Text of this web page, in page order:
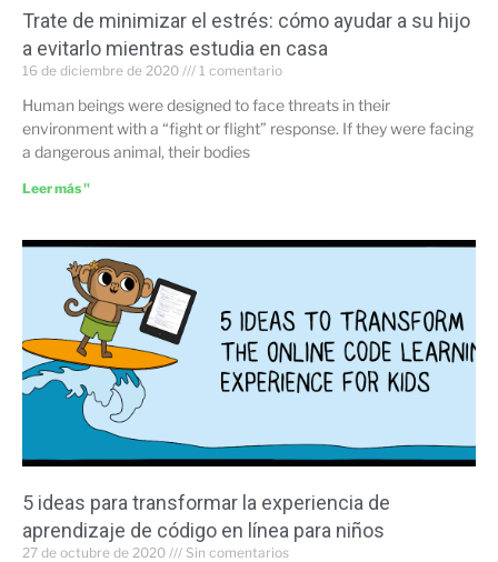
Trate de minimizar el estrés: cómo ayudar a su hijo
a evitarlo mientras estudia en casa
16 de diciembre de 2020 1 comentario
Human beings were designed to face threats in their
environment with a “fight or flight” response. If they were facing
a dangerous animal, their bodies
Leer más "
5 ideas para transformar la experiencia de
aprendizaje de código en línea para niños
27 de octubre de 2020 Sin comentarios